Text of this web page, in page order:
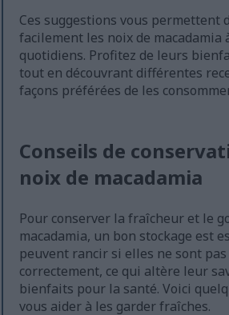
Ces suggestions vous permettent
facilement les noix de macadamia
quotidiens. Profitez de leurs
tout en découvrant différentes
façons préférées de les
Conseils de
noix de macadamia
Pour conserver la fraîcheur et le
macadamia, un bon stockage est
peuvent rancir si elles ne sont pas
correctement, ce qui altère leur
bienfaits pour la santé. Voici
vous aider à les garder fraîches.